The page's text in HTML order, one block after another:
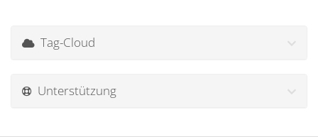
Tag-Cloud
Unterstützung